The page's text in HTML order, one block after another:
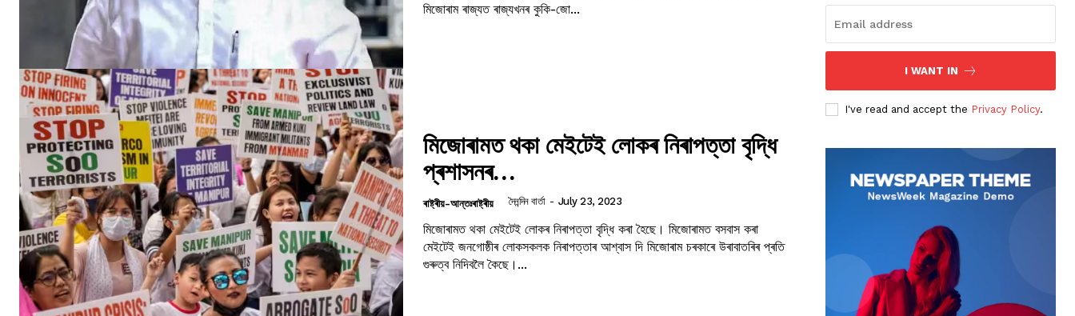
মিজোৰাম ৰাজ্যত ৰাজ্যখনৰ কুকি-জো...
মিজোৰামত থকা মেইটেই লোকৰ নিৰাপত্তা বৃদ্ধি
প্ৰশাসনৰ…
ৰাষ্ট্ৰীয়-আন্তঃৰাষ্ট্ৰীয় দৈনন্দিন বাৰ্তা - July 23, 2023
মিজোৰামত থকা মেইটেই লোকৰ নিৰাপত্তা বৃদ্ধি কৰা হৈছে। মিজোৰামত বসবাস কৰা
মেইটেই জনগোষ্ঠীৰ লোকসকলক নিৰাপত্তাৰ আশ্বাস দি মিজোৰাম চৰকাৰে উৰাবাতৰিৰ প্ৰতি
গুৰুত্ব নিদিবলৈ কৈছে।...
I WANT IN
I've read and accept the Privacy Policy.